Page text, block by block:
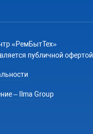
«РемБытТех»
публичной офертой
– Ilma Group